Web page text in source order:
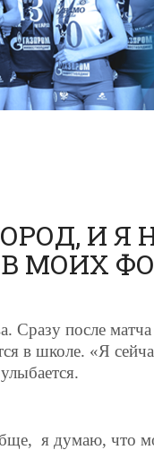
И Я
МОИХ
Сразу после матча
в школе. «Я
я думаю, что